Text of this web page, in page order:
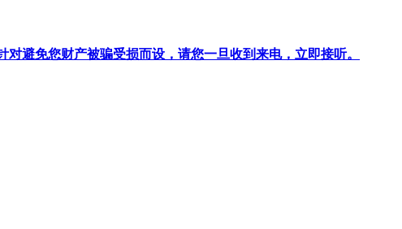
避免您财产被骗受损而设，请您一旦收到来电，立即接听。